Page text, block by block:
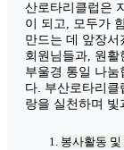
산로타리클럽은
이 되고, 모두가
만드는 데 앞장
회원님들과, 원활
부울경 통일 나눔
다. 부산로타리
랑을 실천하며 빛
봉사활동 및